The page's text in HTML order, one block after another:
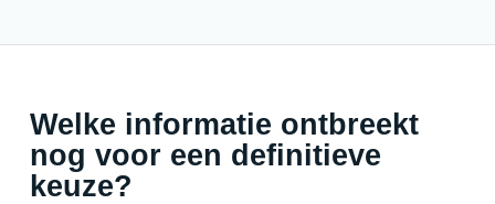
Welke informatie ontbreekt
nog voor een definitieve
keuze?